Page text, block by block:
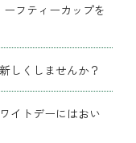
フティーカップを
しくしませんか？
イトデーにはおい